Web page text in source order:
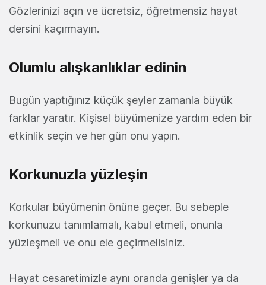
Gözlerinizi açın ve ücretsiz, öğretmensiz hayat
dersini kaçırmayın.
Olumlu alışkanlıklar edinin
Bugün yaptığınız küçük şeyler zamanla büyük
farklar yaratır. Kişisel büyümenize yardım eden bir
etkinlik seçin ve her gün onu yapın.
Korkunuzla yüzleşin
Korkular büyümenin önüne geçer. Bu sebeple
korkunuzu tanımlamalı, kabul etmeli, onunla
yüzleşmeli ve onu ele geçirmelisiniz.
Hayat cesaretimizle aynı oranda genişler ya da